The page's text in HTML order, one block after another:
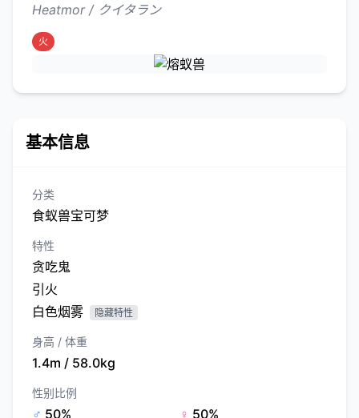
Heatmor / クイタラン
火
基本信息
分类
食蚁兽宝可梦
特性
贪吃鬼
引火
白色烟雾
隐藏特性
身高 / 体重
1.4m / 58.0kg
性别比例
♂ 50% ♀ 50%